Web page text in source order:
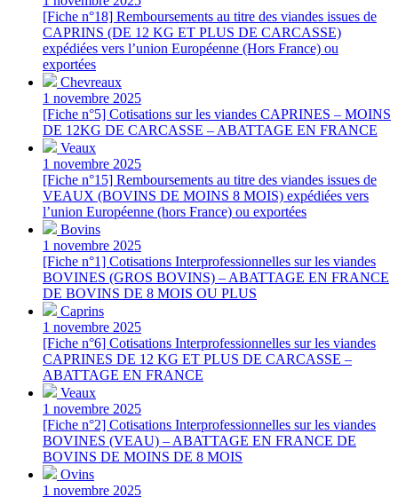
[Fiche n°18] Remboursements au titre des viandes issues de
CAPRINS (DE 12 KG ET PLUS DE CARCASSE)
expédiées vers l’union Européenne (Hors France) ou
exportées
Chevreaux
1 novembre 2025
[Fiche n°5] Cotisations sur les viandes CAPRINES – MOINS
DE 12KG DE CARCASSE – ABATTAGE EN FRANCE
Veaux
1 novembre 2025
[Fiche n°15] Remboursements au titre des viandes issues de
VEAUX (BOVINS DE MOINS 8 MOIS) expédiées vers
l’union Européenne (hors France) ou exportées
Bovins
1 novembre 2025
[Fiche n°1] Cotisations Interprofessionnelles sur les viandes
BOVINES (GROS BOVINS) – ABATTAGE EN FRANCE
DE BOVINS DE 8 MOIS OU PLUS
Caprins
1 novembre 2025
[Fiche n°6] Cotisations Interprofessionnelles sur les viandes
CAPRINES DE 12 KG ET PLUS DE CARCASSE –
ABATTAGE EN FRANCE
Veaux
1 novembre 2025
[Fiche n°2] Cotisations Interprofessionnelles sur les viandes
BOVINES (VEAU) – ABATTAGE EN FRANCE DE
BOVINS DE MOINS DE 8 MOIS
Ovins
1 novembre 2025